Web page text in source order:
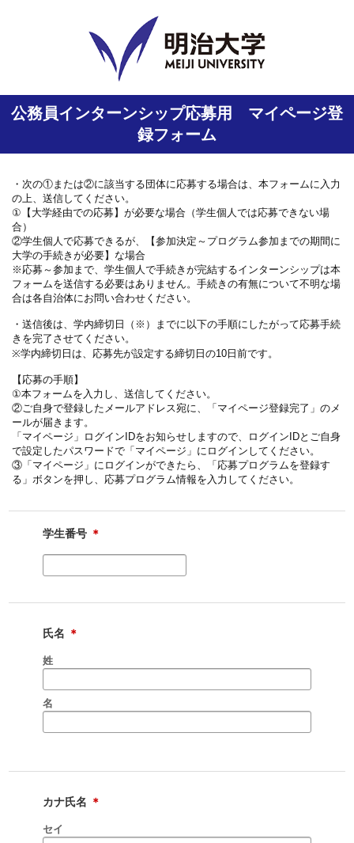
公務員インターンシップ応募用 マイページ登
録フォーム
・次の①または②に該当する団体に応募する場合は、本フォームに入力
の上、送信してください。
①【大学経由での応募】が必要な場合（学生個人では応募できない場
合）
②学生個人で応募できるが、【参加決定～プログラム参加までの期間に
大学の手続きが必要】な場合
※応募～参加まで、学生個人で手続きが完結するインターンシップは本
フォームを送信する必要はありません。手続きの有無について不明な場
合は各自治体にお問い合わせください。
・送信後は、学内締切日（※）までに以下の手順にしたがって応募手続
きを完了させてください。
※学内締切日は、応募先が設定する締切日の10日前です。
【応募の手順】
①本フォームを入力し、送信してください。
②ご自身で登録したメールアドレス宛に、「マイページ登録完了」のメ
ールが届きます。
「マイページ」ログインIDをお知らせしますので、ログインIDとご自身
で設定したパスワードで「マイページ」にログインしてください。
③「マイページ」にログインができたら、「応募プログラムを登録す
る」ボタンを押し、応募プログラム情報を入力してください。
学生番号 ＊
氏名 ＊
姓
名
カナ氏名 ＊
セイ